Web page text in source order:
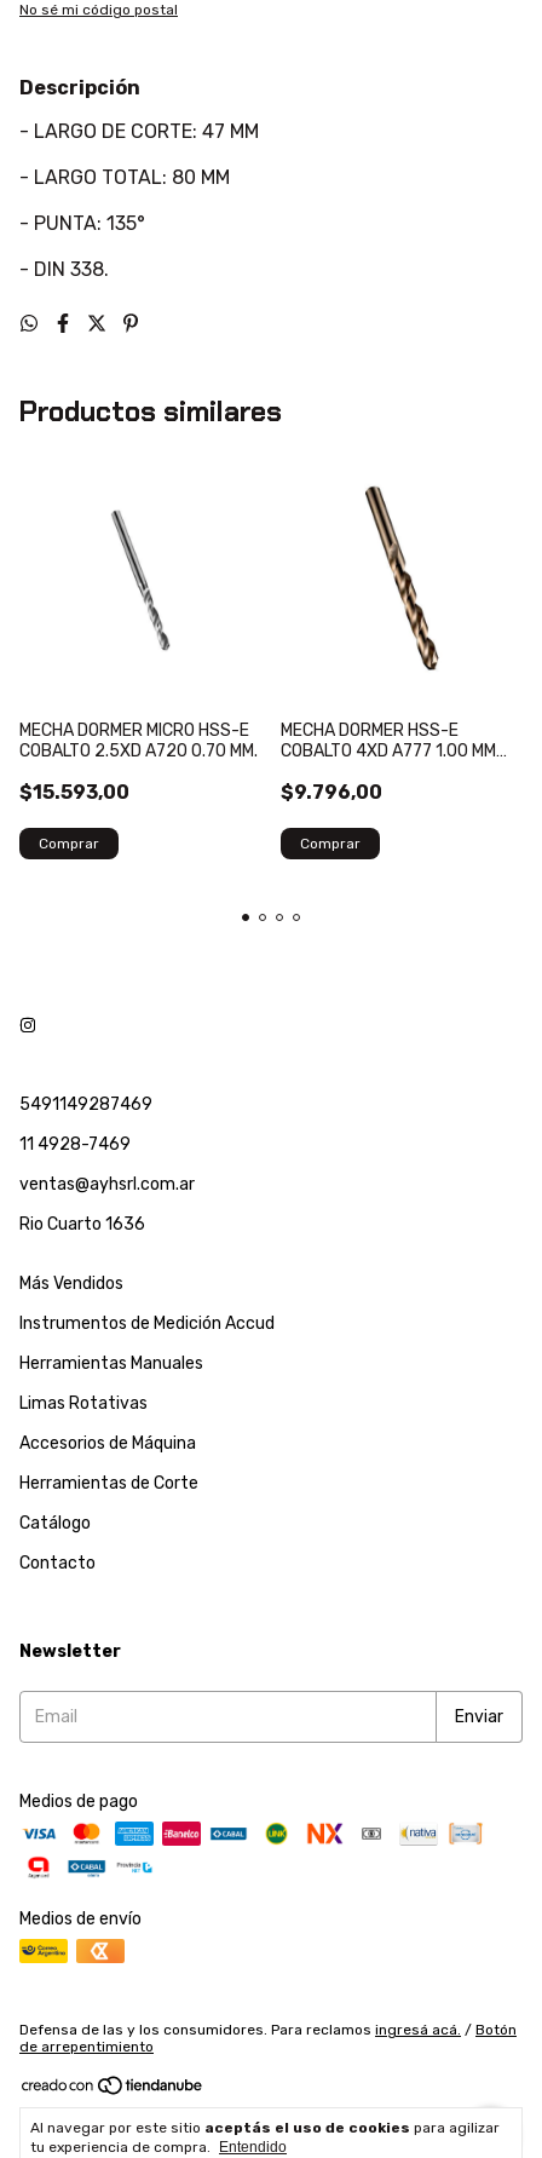
Al navegar por este sitio aceptás el uso de cookies para agilizar
tu experiencia de compra.
Entendido
No sé mi código postal
Descripción
- LARGO DE CORTE: 47 MM
- LARGO TOTAL: 80 MM
- PUNTA: 135°
- DIN 338.
Productos similares
MECHA DORMER MICRO HSS-E
COBALTO 2.5XD A720 0.70 MM.
$15.593,00
MECHA DORMER HSS-E
COBALTO 4XD A777 1.00 MM
$9.796,00
5491149287469
11 4928-7469
ventas@ayhsrl.com.ar
Rio Cuarto 1636
Más Vendidos
Instrumentos de Medición Accud
Herramientas Manuales
Limas Rotativas
Accesorios de Máquina
Herramientas de Corte
Catálogo
Contacto
Newsletter
Medios de pago
Medios de envío
Defensa de las y los consumidores. Para reclamos ingresá acá. / Botón
de arrepentimiento
Copyright Accesorios y Herramientas SRL - 2026. Todos los derechos
reservados.